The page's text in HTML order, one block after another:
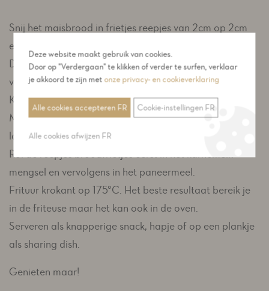
Snij het maisbrood in frietjes reepjes van 2cm op 2cm
en met een lengte naar keuze.
De reepjes mogen ook iets dikker gesneden worden
voor stevigheid.
Klop eieren los met karnemelk en de cajun specerijen.
Meng de mayonaise goed met de tartaar kruiden en
laat even trekken.
Rol de reepjes broodfrietjes eerst in het karnemelk
mengsel en vervolgens in het paneermeel.
Frituur krokant op 175°C. Het beste resultaat bereik je
in de friteuse maar het kan ook in de oven.
Serveren als knapperige snack, hapje of op een plankje
als sharing dish.
Genieten maar!
Deze website maakt gebruik van cookies.
Door op "Verdergaan" te klikken of verder te surfen, verklaar
je akkoord te zijn met onze privacy- en cookieverklaring
Alle cookies accepteren FR Cookie-instellingen FR
Alle cookies afwijzen FR